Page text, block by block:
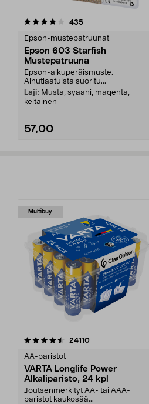
435arvostelut
Epson-mustepatruunat
Epson 603 Starfish
Mustepatruuna
Epson-alkuperäismuste.
Ainutlaatuista suoritu...
Laji: Musta, syaani, magenta,
keltainen
57,00
4.0 viidestä
Multibuy
24110arvostelut
AA-paristot
VARTA Longlife Power
Alkaliparisto, 24 kpl
Joutsenmerkityt AA- tai AAA-
paristot kaukosää...
4.5viidestä